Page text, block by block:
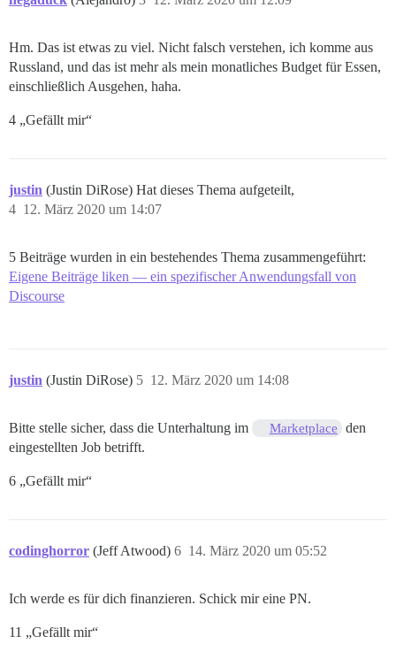
Hm. Das ist etwas zu viel. Nicht falsch verstehen, ich komme aus
Russland, und das ist mehr als mein monatliches Budget für Essen,
einschließlich Ausgehen, haha.
4 „Gefällt mir“
justin (Justin DiRose) Hat dieses Thema aufgeteilt,
12. März 2020 um 14:07
4
5 Beiträge wurden in ein bestehendes Thema zusammengeführt:
Eigene Beiträge liken — ein spezifischer Anwendungsfall von
Discourse
justin (Justin DiRose) 12. März 2020 um 14:08
5
Bitte stelle sicher, dass die Unterhaltung im Marketplace
den
eingestellten Job betrifft.
6 „Gefällt mir“
codinghorror (Jeff Atwood) 14. März 2020 um 05:52
6
Ich werde es für dich finanzieren. Schick mir eine PN.
11 „Gefällt mir“